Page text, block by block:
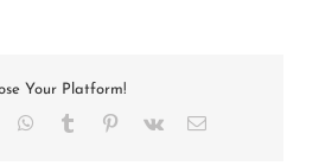
Your Platform!
WhatsApp
Tumblr Pinterest
Vk
Correo